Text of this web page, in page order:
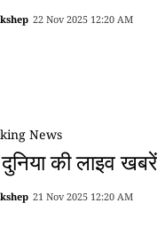
22 Nov 2025 12:20 AM
News
की लाइव
21 Nov 2025 12:20 AM